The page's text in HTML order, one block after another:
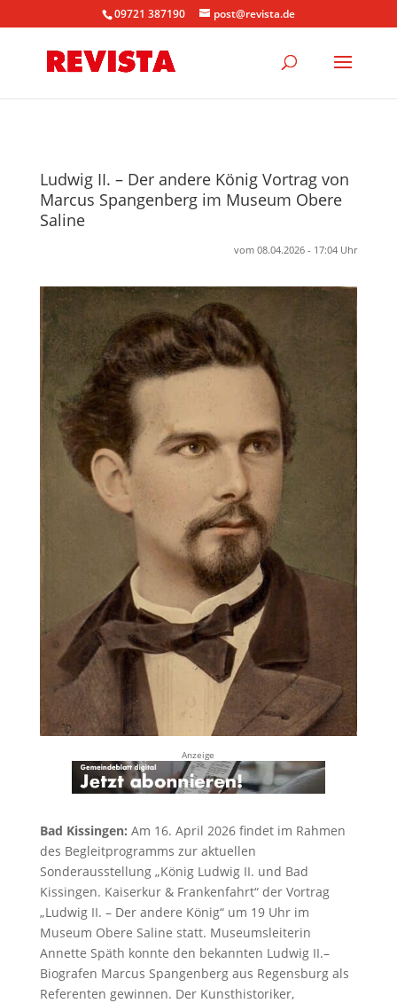
09721 387190 post@revista.de
Ludwig II. – Der andere König Vortrag von
Marcus Spangenberg im Museum Obere
Saline
vom 08.04.2026 - 17:04 Uhr
Anzeige
Bad Kissingen: Am 16. April 2026 findet im Rahmen
des Begleitprogramms zur aktuellen
Sonderausstellung „König Ludwig II. und Bad
Kissingen. Kaiserkur & Frankenfahrt“ der Vortrag
„Ludwig II. – Der andere König“ um 19 Uhr im
Museum Obere Saline statt. Museumsleiterin
Annette Späth konnte den bekannten Ludwig II.–
Biografen Marcus Spangenberg aus Regensburg als
Referenten gewinnen. Der Kunsthistoriker,